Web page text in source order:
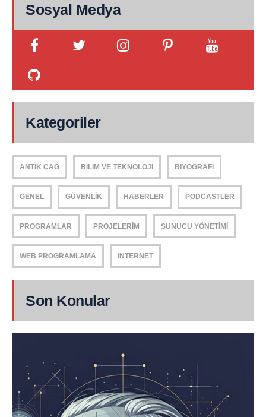
Sosyal Medya
Kategoriler
ANTIK ÇAĞ BILIM VE TEKNOLOJI BIYOGRAFI
GENEL GÜVENLIK HABERLER PODCASTLER
PROGRAMLAR PROJELERIM SUNUCU YÖNETIMI
WEB PROGRAMLAMA İNTERNET
Son Konular